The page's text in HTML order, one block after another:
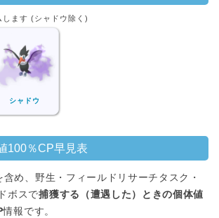
します (シャドウ除く)
シャドウ
100％CP早見表
め、野生・フィールドリサーチタスク・
ボスで捕獲する（遭遇した）ときの個体値
情報です。